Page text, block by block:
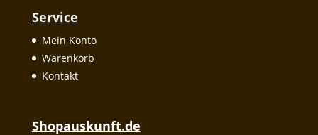
Service
Mein Konto
Warenkorb
Kontakt
Shopauskunft.de